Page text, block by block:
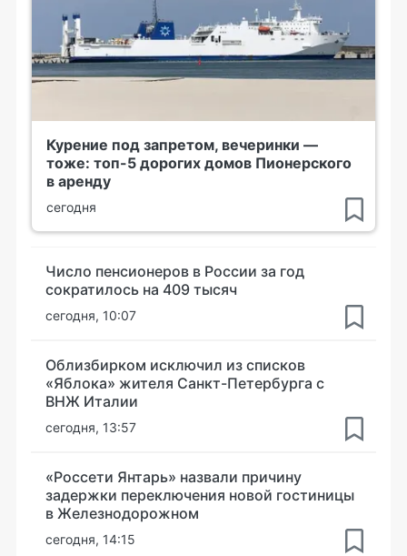
Курение под запретом, вечеринки —
тоже: топ-5 дорогих домов Пионерского
в аренду
сегодня
Число пенсионеров в России за год
сократилось на 409 тысяч
сегодня, 10:07
Облизбирком исключил из списков
«Яблока» жителя Санкт-Петербурга с
ВНЖ Италии
сегодня, 13:57
«Россети Янтарь» назвали причину
задержки переключения новой гостиницы
в Железнодорожном
сегодня, 14:15